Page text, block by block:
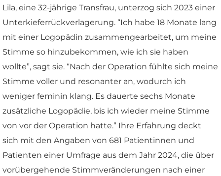
Lila, eine 32-jährige Transfrau, unterzog sich 2023 einer
Unterkieferrückverlagerung. “Ich habe 18 Monate lang
mit einer Logopädin zusammengearbeitet, um meine
Stimme so hinzubekommen, wie ich sie haben
wollte”, sagt sie. “Nach der Operation fühlte sich meine
Stimme voller und resonanter an, wodurch ich
weniger feminin klang. Es dauerte sechs Monate
zusätzliche Logopädie, bis ich wieder meine Stimme
von vor der Operation hatte.” Ihre Erfahrung deckt
sich mit den Angaben von 681 Patientinnen und
Patienten einer Umfrage aus dem Jahr 2024, die über
vorübergehende Stimmveränderungen nach einer